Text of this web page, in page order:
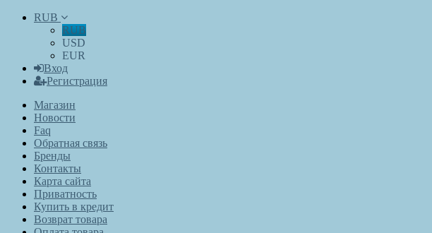
RUB
RUB
USD
EUR
Вход
Регистрация
Магазин
Новости
Faq
Обратная связь
Бренды
Контакты
Карта сайта
Приватность
Купить в кредит
Возврат товара